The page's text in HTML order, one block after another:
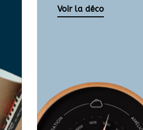
Voir la déco